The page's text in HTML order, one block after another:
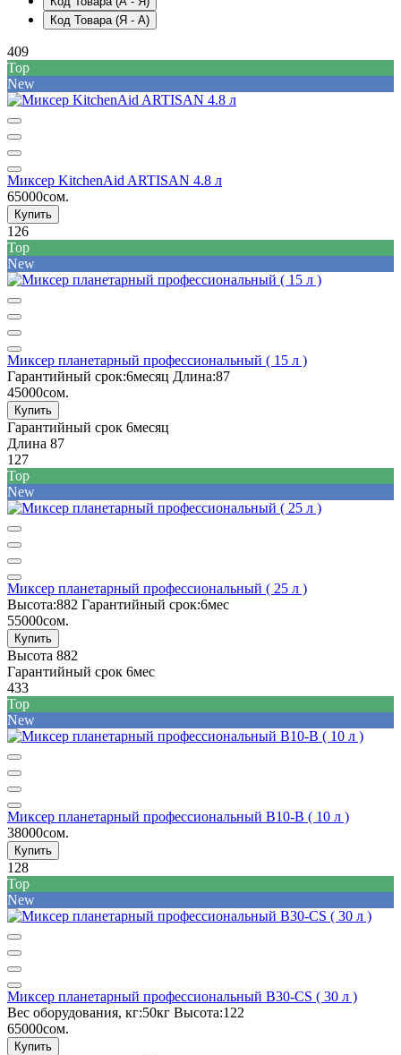
Код Товара (Я - А)
409
Top
New
Миксер KitchenAid ARTISAN 4.8 л
65000сом.
Купить
126
Top
New
Миксер планетарный профессиональный ( 15 л )
Гарантийный срок:6месяц Длина:87
45000сом.
Купить
Гарантийный срок 6месяц
Длина 87
127
Top
New
Миксер планетарный профессиональный ( 25 л )
Высота:882 Гарантийный срок:6мес
55000сом.
Купить
Высота 882
Гарантийный срок 6мес
433
Top
New
Миксер планетарный профессиональный B10-B ( 10 л )
38000сом.
Купить
128
Top
New
Миксер планетарный профессиональный B30-CS ( 30 л )
Вес оборудования, кг:50кг Высота:122
65000сом.
Купить